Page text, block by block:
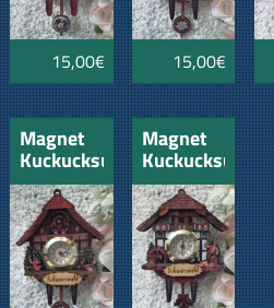
15,00€ 15,00€
Magnet
Kuckucksuhr
"Schwarzwald"
Liebespaare-
Kinder
und
Holzschild
Magnet
Kuckucksuhr
"Schwarzwald"
Mühlrad
-
Schwarzwälder
und
Holzschild